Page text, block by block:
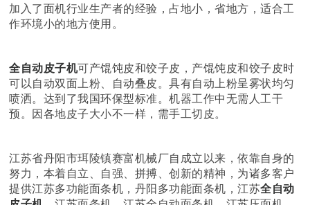
加入了面机行业生产者的经验，占地小，省地方，适合工
作环境小的地方使用。
全自动皮子机可产馄饨皮和饺子皮，产馄饨皮和饺子皮时
可以自动双面上粉、自动叠皮。具有自动上粉呈雾状均匀
喷洒。达到了我国环保型标准。机器工作中无需人工干
预。因各地皮子大小不一样，需手工切皮。
江苏省丹阳市珥陵镇赛富机械厂自成立以来，依靠自身的
努力，本着自立、自强、拼搏、创新的精神，为诸多客户
提供江苏多功能面条机，丹阳多功能面条机，江苏全自动